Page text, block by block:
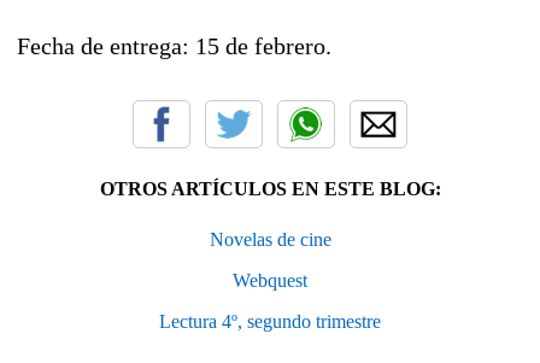
Fecha de entrega: 15 de febrero.
OTROS ARTÍCULOS EN ESTE BLOG:
Novelas de cine
Webquest
Lectura 4º, segundo trimestre